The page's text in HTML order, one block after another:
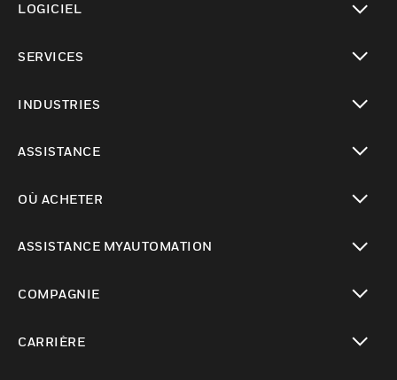
LOGICIEL
SERVICES
INDUSTRIES
ASSISTANCE
OÙ ACHETER
ASSISTANCE MYAUTOMATION
COMPAGNIE
CARRIÈRE